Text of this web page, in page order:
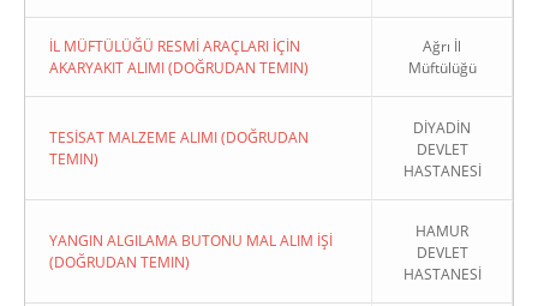
İL MÜFTÜLÜĞÜ RESMİ ARAÇLARI İÇİN
AKARYAKIT ALIMI (DOĞRUDAN TEMIN)
Ağrı İl
Müftülüğü
TESİSAT MALZEME ALIMI (DOĞRUDAN
TEMIN)
DİYADİN
DEVLET
HASTANESİ
YANGIN ALGILAMA BUTONU MAL ALIM İŞİ
(DOĞRUDAN TEMIN)
HAMUR
DEVLET
HASTANESİ